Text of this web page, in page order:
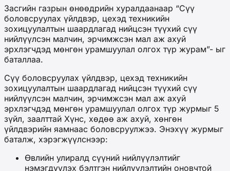
Засгийн газрын өнөөдрийн хуралдаанаар “Сүү
боловсруулах үйлдвэр, цехэд техникийн
зохицуулалтын шаардлагад нийцсэн түүхий сүү
нийлүүлсэн малчин, эрчимжсэн мал аж ахуй
эрхлэгчдэд мөнгөн урамшуулал олгох түр журам”- ыг
баталлаа.
Сүү боловсруулах үйлдвэр, цехэд техникийн
зохицуулалтын шаардлагад нийцсэн түүхий сүү
нийлүүлсэн малчин, эрчимжсэн мал аж ахуй
эрхлэгчдэд мөнгөн урамшуулал олгох түр журмыг 5
зүйл, заалттай Хүнс, хөдөө аж ахуй, хөнгөн
үйлдвэрийн яамнаас боловсруулжээ. Энэхүү журмыг
баталж, хэрэгжүүлснээр:
Өвлийн улиралд сүүний нийлүүлэлтийг
нэмэгдүүлэх бэлтгэн нийлүүлэлтийн оновчтой